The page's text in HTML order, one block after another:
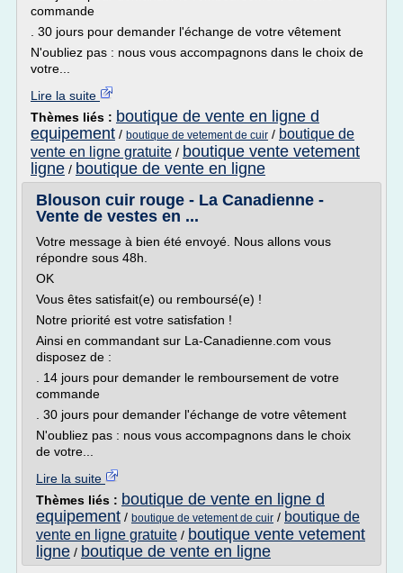
commande
. 30 jours pour demander l'échange de votre vêtement
N'oubliez pas : nous vous accompagnons dans le choix de
votre...
Lire la suite
Thèmes liés : boutique de vente en ligne d
equipement / boutique de vetement de cuir / boutique de
vente en ligne gratuite / boutique vente vetement
ligne / boutique de vente en ligne
Blouson cuir rouge - La Canadienne -
Vente de vestes en ...
Votre message à bien été envoyé. Nous allons vous
répondre sous 48h.
OK
Vous êtes satisfait(e) ou remboursé(e) !
Notre priorité est votre satisfation !
Ainsi en commandant sur La-Canadienne.com vous
disposez de :
. 14 jours pour demander le remboursement de votre
commande
. 30 jours pour demander l'échange de votre vêtement
N'oubliez pas : nous vous accompagnons dans le choix
de votre...
Lire la suite
Thèmes liés : boutique de vente en ligne d
equipement / boutique de vetement de cuir / boutique de
vente en ligne gratuite / boutique vente vetement
ligne / boutique de vente en ligne